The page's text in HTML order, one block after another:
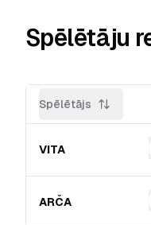
Spēlētāju
Spēlētājs
VITA
ARČA